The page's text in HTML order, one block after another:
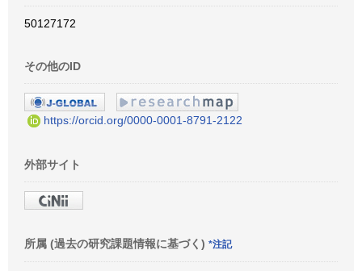
50127172
その他のID
https://orcid.org/0000-0001-8791-2122
外部サイト
所属 (過去の研究課題情報に基づく) *注記